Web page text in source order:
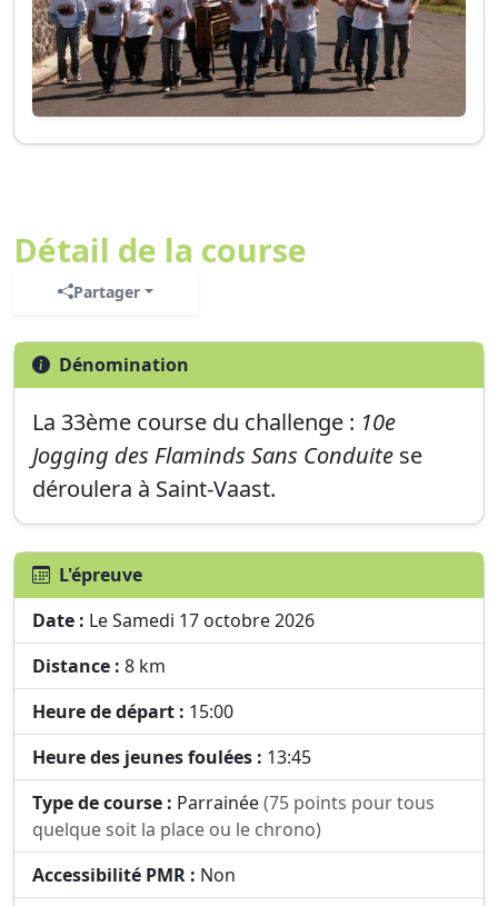
Détail de la course
Partager
Dénomination
La 33ème course du challenge : 10e
Jogging des Flaminds Sans Conduite se
déroulera à Saint-Vaast.
L'épreuve
Date : Le Samedi 17 octobre 2026
Distance : 8 km
Heure de départ : 15:00
Heure des jeunes foulées : 13:45
Type de course : Parrainée(75 points pour tous
quelque soit la place ou le chrono)
Accessibilité PMR : Non